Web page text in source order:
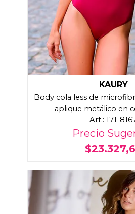
KAURY
Body cola less de
aplique metálico en
Art.: 171-
Precio